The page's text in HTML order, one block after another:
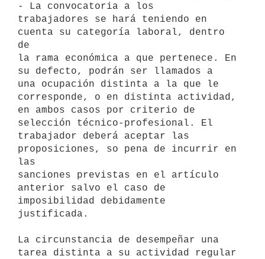
- La convocatoria a los
trabajadores se hará teniendo en
cuenta su categoría laboral, dentro
de
la rama económica a que pertenece. En
su defecto, podrán ser llamados a
una ocupación distinta a la que le
corresponde, o en distinta actividad,
en ambos casos por criterio de
selección técnico-profesional. El
trabajador deberá aceptar las
proposiciones, so pena de incurrir en
las
sanciones previstas en el artículo
anterior salvo el caso de
imposibilidad debidamente
justificada.
La circunstancia de desempeñar una
tarea distinta a su actividad regular